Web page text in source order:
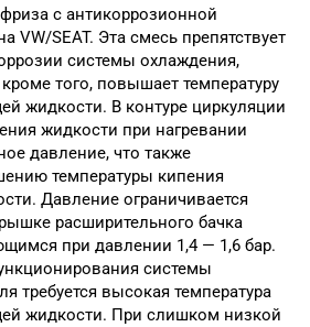
с антикоррозионной
VW/SEAT. Эта смесь препятствует
системы охлаждения,
того, повышает температуру
жидкости. В контуре циркуляции
жидкости при нагревании
давление, что также
температуры кипения
Давление ограничивается
расширительного бачка
при давлении 1,4 — 1,6 бар.
системы
требуется высокая температура
жидкости. При слишком низкой